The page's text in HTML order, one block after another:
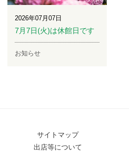
2026年07月07日
7月7日(火)は休館日です
お知らせ
サイトマップ
出店等について